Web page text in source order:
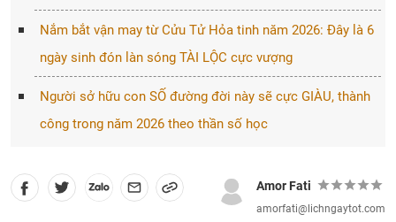
Nắm bắt vận may từ Cửu Tử Hỏa tinh năm 2026: Đây là 6
ngày sinh đón làn sóng TÀI LỘC cực vượng
Người sở hữu con SỐ đường đời này sẽ cực GIÀU, thành
công trong năm 2026 theo thần số học
Amor Fati
amorfati@lichngaytot.com